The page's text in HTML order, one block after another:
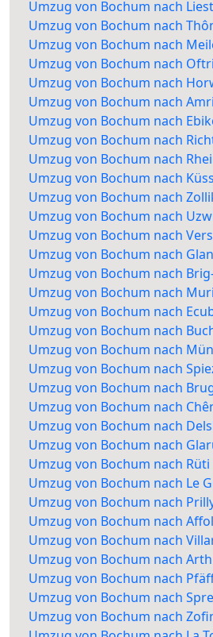
Umzug von Bochum nach
Umzug von Bochum nach
Umzug von Bochum nach
Umzug von Bochum nach
Umzug von Bochum nach
Umzug von Bochum nach
Umzug von Bochum nach
Umzug von Bochum nach
Umzug von Bochum nach
Umzug von Bochum nach
Umzug von Bochum nach
Umzug von Bochum nach
Umzug von Bochum nach
Umzug von Bochum nach
Umzug von Bochum nach
Umzug von Bochum nach
Umzug von Bochum nach
Umzug von Bochum nach
Umzug von Bochum nach
Umzug von Bochum nach
Umzug von Bochum nach
Umzug von Bochum nach
Umzug von Bochum nach
Umzug von Bochum nach
Umzug von Bochum nach Rüti
Umzug von Bochum nach Le
Umzug von Bochum nach
Umzug von Bochum nach
Umzug von Bochum nach
Umzug von Bochum nach Arth
Umzug von Bochum nach
Umzug von Bochum nach
Umzug von Bochum nach